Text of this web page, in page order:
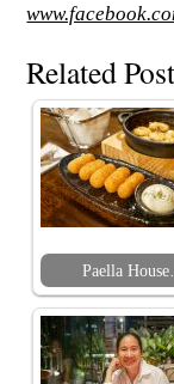
Related
Paella